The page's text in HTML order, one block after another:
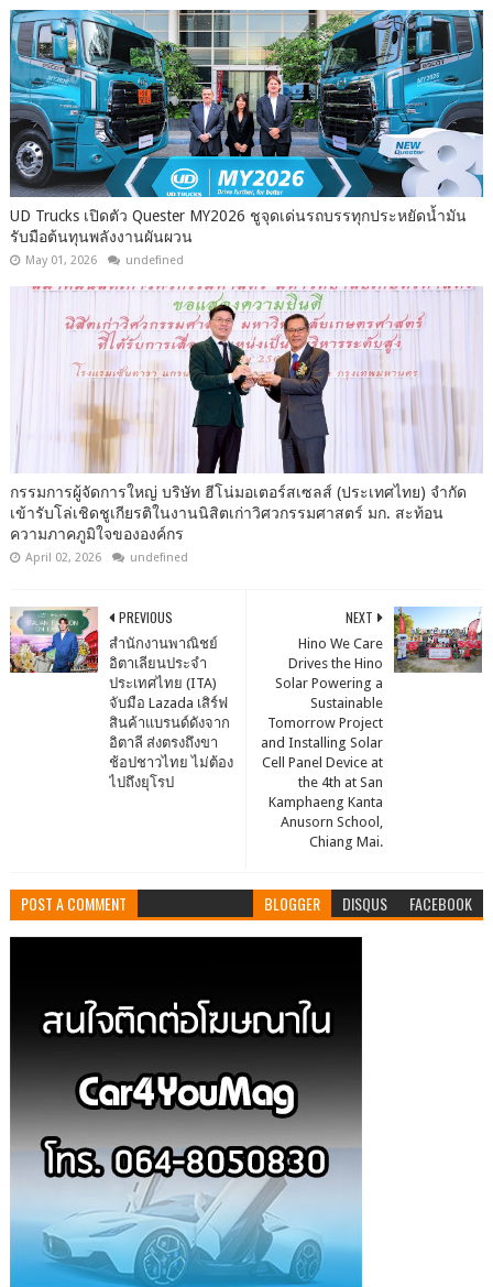
UD Trucks เปิดตัว Quester MY2026 ชูจุดเด่นรถบรรทุกประหยัดน้ำมัน
รับมือต้นทุนพลังงานผันผวน
May 01, 2026 undefined
กรรมการผู้จัดการใหญ่ บริษัท ฮีโน่มอเตอร์สเซลส์ (ประเทศไทย) จำกัด
เข้ารับโล่เชิดชูเกียรติในงานนิสิตเก่าวิศวกรรมศาสตร์ มก. สะท้อน
ความภาคภูมิใจขององค์กร
April 02, 2026 undefined
NEXT
Hino We Care
Drives the Hino
Solar Powering a
Sustainable
Tomorrow Project
and Installing Solar
Cell Panel Device at
the 4th at San
Kamphaeng Kanta
Anusorn School,
Chiang Mai.
PREVIOUS
สำนักงานพาณิชย์
อิตาเลียนประจำ
ประเทศไทย (ITA)
จับมือ Lazada เสิร์ฟ
สินค้าแบรนด์ดังจาก
อิตาลี ส่งตรงถึงขา
ช้อปชาวไทย ไม่ต้อง
ไปถึงยุโรป
POST A COMMENT BLOGGER DISQUS FACEBOOK